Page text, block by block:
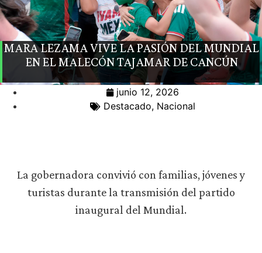
MARA LEZAMA VIVE LA PASIÓN DEL MUNDIAL
EN EL MALECÓN TAJAMAR DE CANCÚN
junio 12, 2026
Destacado, Nacional
La gobernadora convivió con familias, jóvenes y
turistas durante la transmisión del partido
inaugural del Mundial.